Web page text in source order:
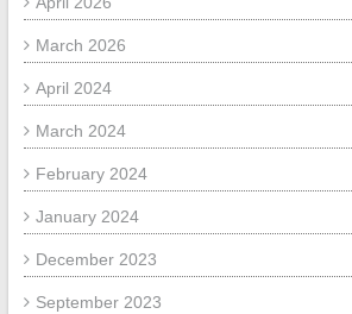
March 2026
April 2024
March 2024
February 2024
January 2024
December 2023
September 2023